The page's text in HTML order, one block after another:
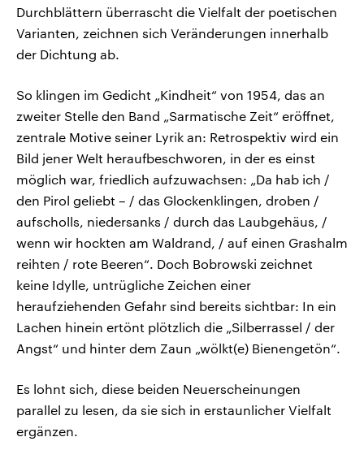
Durchblättern überrascht die Vielfalt der poetischen
Varianten, zeichnen sich Veränderungen innerhalb
der Dichtung ab.
So klingen im Gedicht „Kindheit“ von 1954, das an
zweiter Stelle den Band „Sarmatische Zeit“ eröffnet,
zentrale Motive seiner Lyrik an: Retrospektiv wird ein
Bild jener Welt heraufbeschworen, in der es einst
möglich war, friedlich aufzuwachsen: „Da hab ich /
den Pirol geliebt – / das Glockenklingen, droben /
aufscholls, niedersanks / durch das Laubgehäus, /
wenn wir hockten am Waldrand, / auf einen Grashalm
reihten / rote Beeren“. Doch Bobrowski zeichnet
keine Idylle, untrügliche Zeichen einer
heraufziehenden Gefahr sind bereits sichtbar: In ein
Lachen hinein ertönt plötzlich die „Silberrassel / der
Angst“ und hinter dem Zaun „wölkt(e) Bienengetön“.
Es lohnt sich, diese beiden Neuerscheinungen
parallel zu lesen, da sie sich in erstaunlicher Vielfalt
ergänzen.